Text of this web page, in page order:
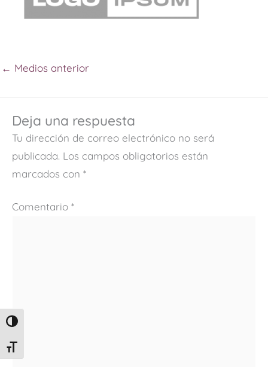
ALTERNAR ALTO CONTRASTE
ALTERNAR TAMAÑO DE LETRA
← Medios anterior
Deja una respuesta
Tu dirección de correo electrónico no será
publicada. Los campos obligatorios están
marcados con *
Comentario *